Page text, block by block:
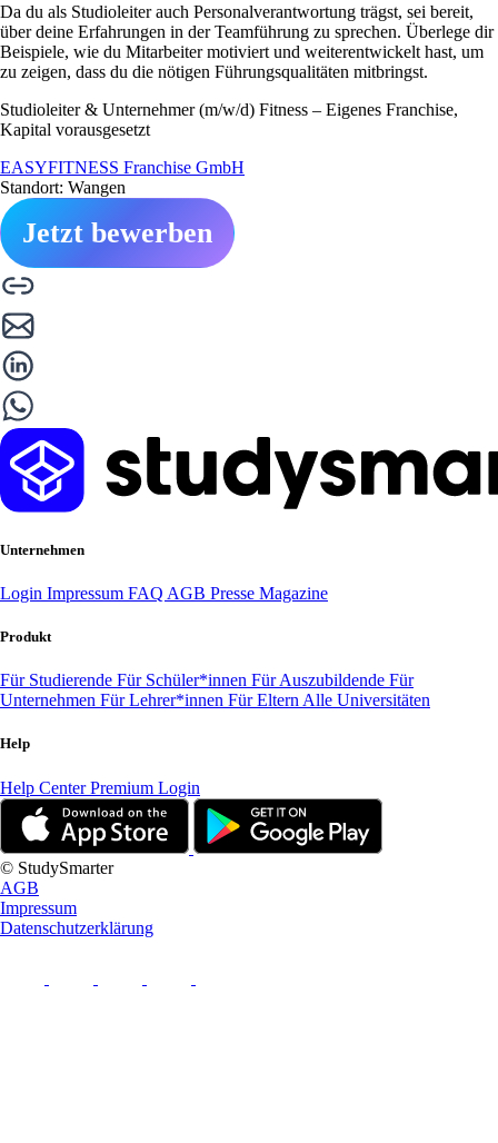
Da du als Studioleiter auch Personalverantwortung trägst, sei bereit,
über deine Erfahrungen in der Teamführung zu sprechen. Überlege dir
Beispiele, wie du Mitarbeiter motiviert und weiterentwickelt hast, um
zu zeigen, dass du die nötigen Führungsqualitäten mitbringst.
Studioleiter & Unternehmer (m/w/d) Fitness – Eigenes Franchise,
Kapital vorausgesetzt
EASYFITNESS Franchise GmbH
Standort: Wangen
Jetzt bewerben
Unternehmen
Login Impressum FAQ AGB Presse Magazine
Produkt
Für Studierende Für Schüler*innen Für Auszubildende Für
Unternehmen Für Lehrer*innen Für Eltern Alle Universitäten
Help
Help CenterPremium Login
© StudySmarter
AGB
Impressum
Datenschutzerklärung